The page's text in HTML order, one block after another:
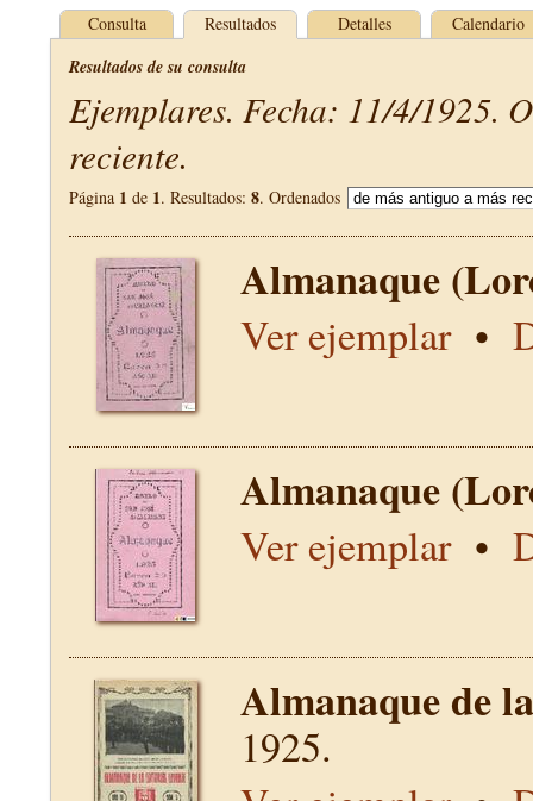
Consulta Resultados Detalles Calendario
Resultados de su consulta
Ejemplares. Fecha: 11/4/1925.
reciente.
Página 1 de 1. Resultados: 8. Ordenados
Almanaque
Ver ejemplar•
Almanaque
Ver ejemplar•
Almanaque de
1925.